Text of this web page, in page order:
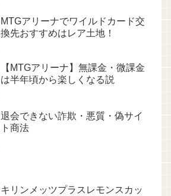
MTGアリーナでワイルドカード交
換先おすすめはレア土地！
【MTGアリーナ】無課金・微課金
は半年頃から楽しくなる説
退会できない詐欺・悪質・偽サイ
ト商法
キリンメッツプラスレモンスカッ